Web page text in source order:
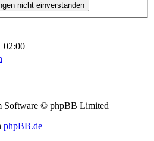
Software © phpBB Limited
phpBB.de